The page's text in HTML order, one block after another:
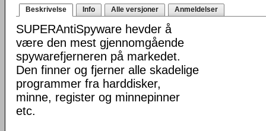
Beskrivelse Info Alle versjoner Anmeldelser
SUPERAntiSpyware hevder å
være den mest gjennomgående
spywarefjerneren på markedet.
Den finner og fjerner alle skadelige
programmer fra harddisker,
minne, register og minnepinner
etc.